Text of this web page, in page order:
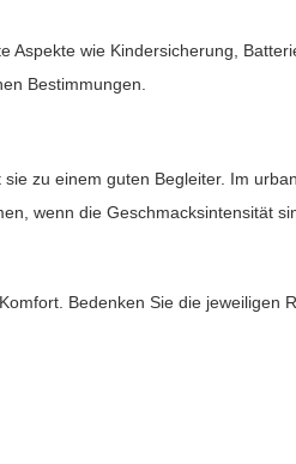
Aspekte wie Kindersicherung,
Bestimmungen.
sie zu einem guten Begleiter. Im
wenn die Geschmacksintensität
Bedenken Sie die jeweiligen